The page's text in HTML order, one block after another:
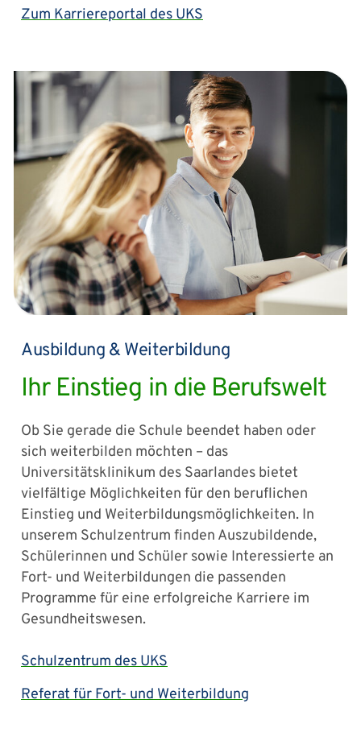
Zum Karriereportal des UKS
Ausbildung & Weiterbildung
Ihr Einstieg in die Berufswelt
Ob Sie gerade die Schule beendet haben oder
sich weiterbilden möchten – das
Universitätsklinikum des Saarlandes bietet
vielfältige Möglichkeiten für den beruflichen
Einstieg und Weiterbildungsmöglichkeiten. In
unserem Schulzentrum finden Auszubildende,
Schülerinnen und Schüler sowie Interessierte an
Fort- und Weiterbildungen die passenden
Programme für eine erfolgreiche Karriere im
Gesundheitswesen.
Schulzentrum des UKS
Referat für Fort- und Weiterbildung